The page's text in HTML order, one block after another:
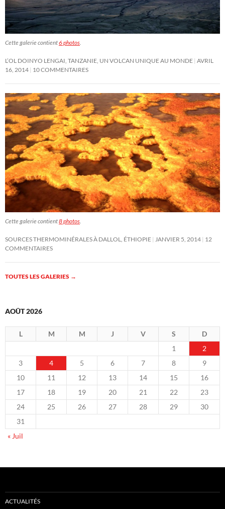
Cette galerie contient6 photos
L’OL DOINYO LENGAI, TANZANIE, UN VOLCAN UNIQUE AU MONDE AVRIL
16, 2014 10 COMMENTAIRES
Cette galerie contient8 photos
SOURCES THERMOMINÉRALES À DALLOL, ÉTHIOPIE JANVIER 5, 2014 12
COMMENTAIRES
TOUTES LES GALERIES →
AOÛT 2026
L M M J V S
D
1
2
3
4 5 6 7 8
9
10
11 12 13 14 15
16
17
18 19 20 21 22
23
24
25 26 27 28 29
30
31
« Juil
ACTUALITÉS